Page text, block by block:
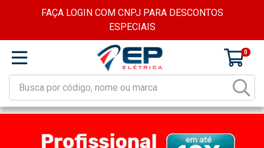
FAÇA LOGIN COM CNPJ PARA DESCONTOS
ESPECIAIS
0